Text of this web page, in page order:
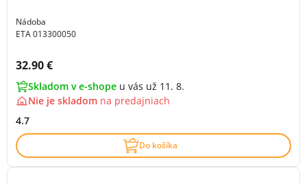
Nádoba
ETA 013300050
Cena s DPH:
32.90 €
Skladom v e-shope u vás už 11. 8.
Nie je skladom na predajniach
4.7
Do košíka